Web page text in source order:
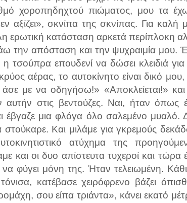
χοροπηδηχτού πιώματος, μου τα
αξίζει», σκνίπα της σκνίπας. Για καλή
ερωτική κατάσταση αρκετά περίπλοκη
την απόσταση και την ψυχραιμία μου.
τσούπρα επουδενί να δώσει κλειδιά
αέρας, το αυτοκίνητο είναι δικό
με να οδηγήσω!» «Αποκλείεται!»
αυτήν στις βεντούζες. Ναι, ήταν όπως
έβγαζε μια φλόγα όλο σαλεμένο μυαλό.
Και μιλάμε για γκρεμούς
ατύχημα της
και οι δυο απίστευτα τυχεροί και τώρα
φύγει μόνη της. Ήταν τελειωμένη.
κατέβασε χειρόφρενο βάζει
σου είπα τριάντα», κάνει εκατό